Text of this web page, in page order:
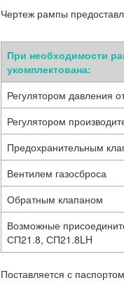
Чертеж рампы
При необходимости
укомплектована:
Регулятором давления
Регулятором
Предохранительным
Вентилем газосброса
Обратным клапаном
Возможные
СП21.8, СП21.8LH
Поставляется с